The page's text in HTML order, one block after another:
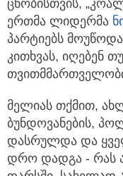
ერთმა ლიდერმა
პარტიებს
კითხვას, იღებენ
ბუნდოვანების,
დასრულდა და
დრო დადგა - რას
ფარსში, სახელად